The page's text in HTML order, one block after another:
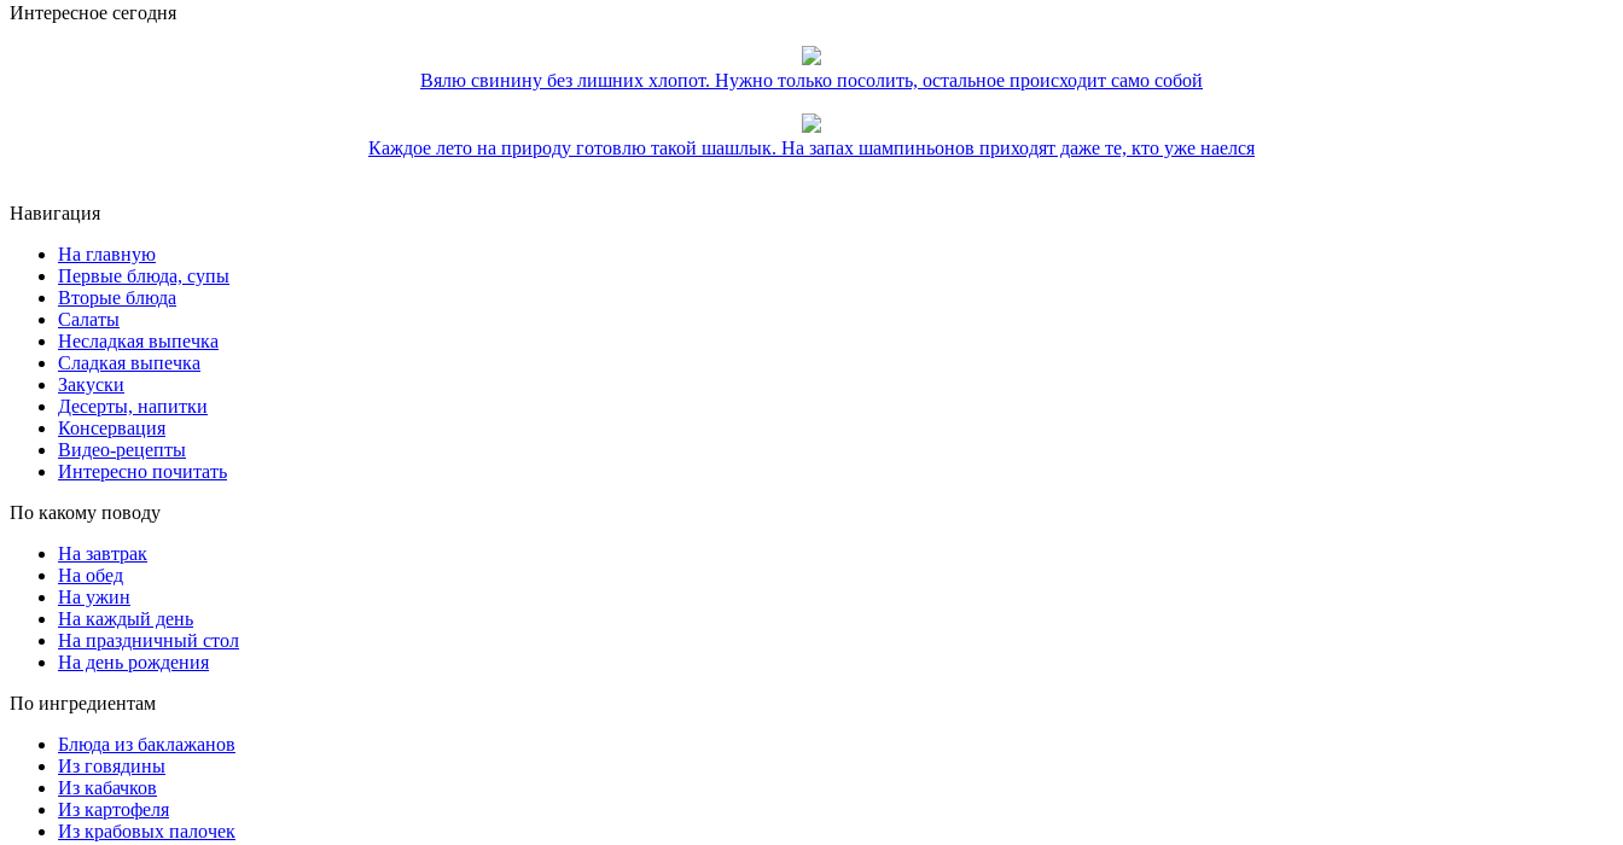
Интересное сегодня
Вялю свинину без лишних хлопот. Нужно только посолить, остальное происходит само собой
Каждое лето на природу готовлю такой шашлык. На запах шампиньонов приходят даже те, кто уже наелся
Навигация
На главную
Первые блюда, супы
Вторые блюда
Салаты
Несладкая выпечка
Сладкая выпечка
Закуски
Десерты, напитки
Консервация
Видео-рецепты
Интересно почитать
По какому поводу
На завтрак
На обед
На ужин
На каждый день
На праздничный стол
На день рождения
По ингредиентам
Блюда из баклажанов
Из говядины
Из кабачков
Из картофеля
Из крабовых палочек